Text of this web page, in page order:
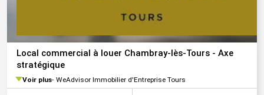
Local commercial à louer Chambray-lès-Tours - Axe
stratégique
Voir plus WeAdvisor Immobilier d'Entreprise Tours